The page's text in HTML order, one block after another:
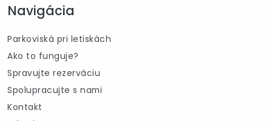
Navigácia
Parkoviská pri letiskách
Ako to funguje?
Spravujte rezerváciu
Spolupracujte s nami
Kontakt